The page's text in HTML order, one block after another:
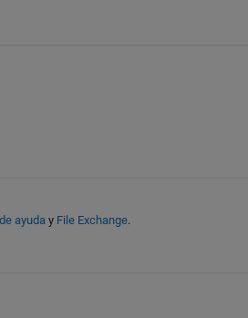
ayuday File Exchange.